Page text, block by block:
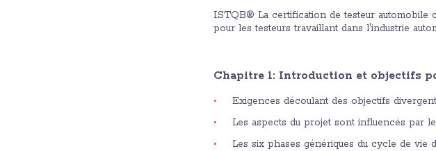
ISTQB® La certification de testeur automobile
pour les testeurs travaillant dans l'industrie
Chapitre 1: Introduction et objectifs
Exigences découlant des objectifs
Les aspects du projet sont influencés par
Les six phases génériques du cycle de vie